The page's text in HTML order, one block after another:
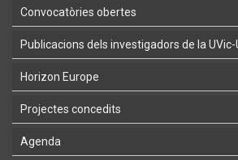
Convocatòries obertes
Publicacions dels investigadors de la UVic-
Horizon Europe
Projectes concedits
Agenda